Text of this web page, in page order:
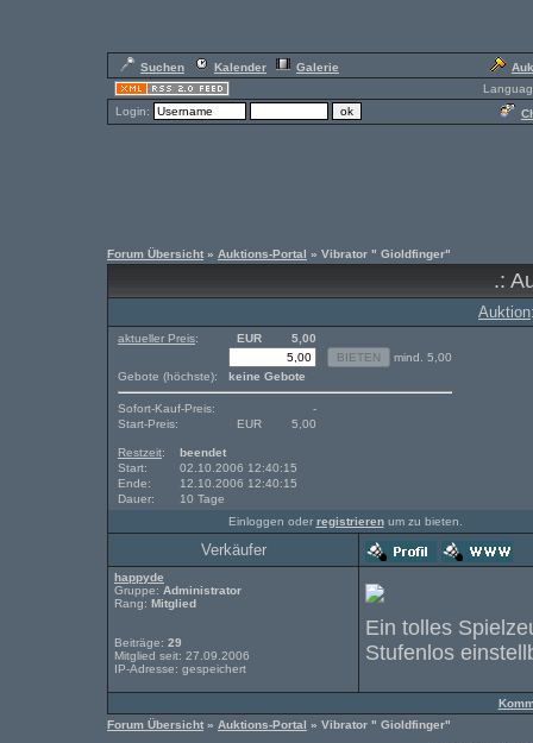
Suchen Kalender Galerie
Login:
Forum Übersicht » Auktions-Portal » Vibrator " Gioldfinger"
.:
Auktion
aktueller Preis: EUR
5,00
mind. 5,00
Gebote (höchste):
keine Gebote
Sofort-Kauf-Preis:
-
Start-Preis:
EUR 5,00
Restzeit:
beendet
Start:
02.10.2006 12:40:15
Ende:
12.10.2006 12:40:15
Dauer:
10 Tage
Einloggen oder registrierenum zu bieten.
Verkäufer
happyde
Gruppe: Administrator
Rang: Mitglied
Beiträge: 29
Mitglied seit: 27.09.2006
IP-Adresse: gespeichert
Ein tolles
Stufenlos
Forum Übersicht » Auktions-Portal » Vibrator " Gioldfinger"